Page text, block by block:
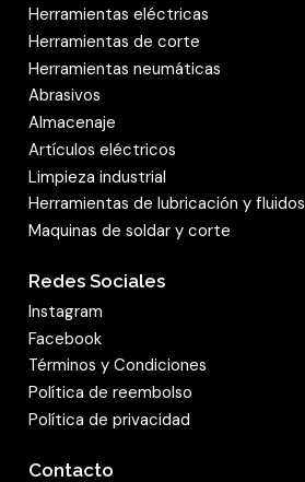
Herramientas eléctricas
Herramientas de corte
Herramientas neumáticas
Abrasivos
Almacenaje
Artículos eléctricos
Limpieza industrial
Herramientas de lubricación y fluidos
Maquinas de soldar y corte
Redes Sociales
Instagram
Facebook
Términos y Condiciones
Política de reembolso
Política de privacidad
Contacto